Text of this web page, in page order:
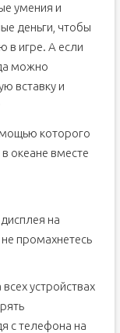
умения и
деньги, чтобы
в игре. А если
можно
вставку и
которого
океане вместе
на
промахнетесь
устройствах
с телефона на